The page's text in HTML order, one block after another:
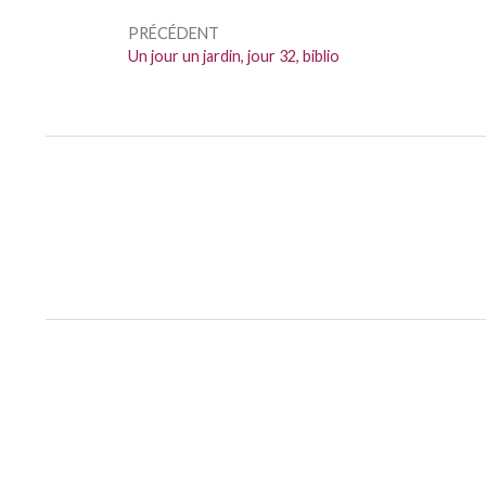
l’article
PRÉCÉDENT
Précédent :
Un jour un jardin, jour 32, biblio